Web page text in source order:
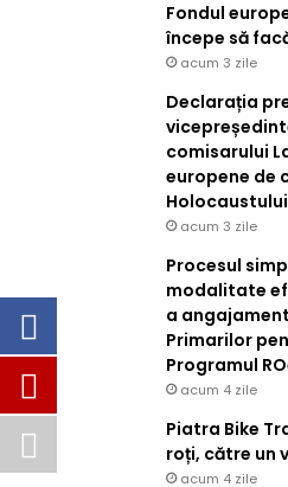
Fondul
începe să
acum 3 zile
Declarația
comisarului
europene de
acum 3 zile
Procesul
modalitate
a
Primarilor
Programul
acum 4 zile
Piatra Bike
roți, către un
acum 4 zile